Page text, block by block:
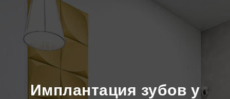
Имплантация зубов у